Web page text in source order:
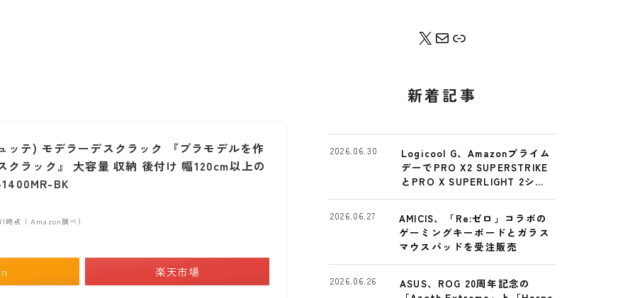
テ) モデラーデスクラック 『プラモデルを作
クラック』 大容量 収納 後付け 幅120cm以上の
BK
時点 | Amazon調べ）
楽天市場
X Contact Me Bento
新着記事
Logicool G、Amazonプライム
デーでPRO X2 SUPERSTRIKE
とPRO X SUPERLIGHT 2シリ
ーズを特別価格に
2026.06.30
AMICIS、「Re:ゼロ」コラボの
ゲーミングキーボードとガラス
マウスパッドを受注販売
2026.06.27
ASUS、ROG 20周年記念の
2026.06.26